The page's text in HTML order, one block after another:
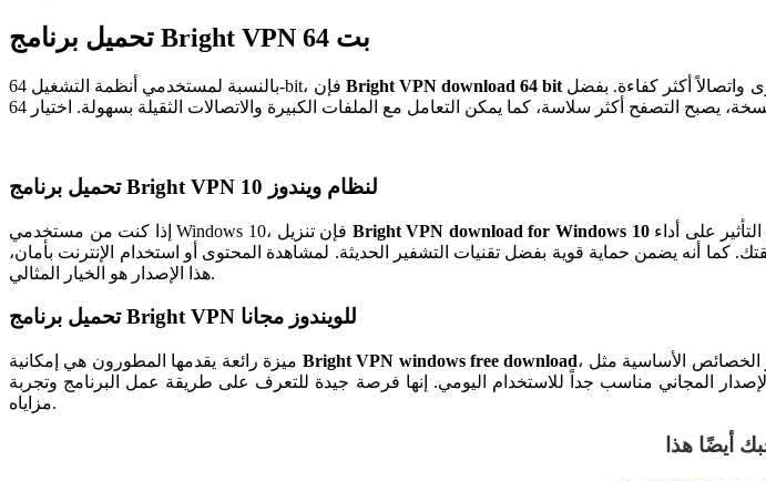
‏تحميل برنامج Bright VPN 64 بت
Bright VPN download 64 bit
‏تحميل برنامج Bright VPN لنظام ويندوز 10
Bright VPN download for Windows 10يمنحك تجربة محسّنة مع هذا النظام. النسخة مُهيأة لتعمل بسلاسة مع التحديثات الأخيرة لويندوز، دون التأثير على أداء
كما أنه يضمن حماية قوية بفضل تقنيات التشفير الحديثة. لمشاهدة المحتوى أو استخدام الإنترنت بأمان،
هذا الإصدار هو الخيار المثالي.
‏تحميل برنامج Bright VPN للويندوز مجانا
Bright VPN windows free download، حيث يستطيع المبتدئون تجربة البرنامج مجاناً قبل الاشتراك في النسخة الكاملة. النسخة المجانية توفر الخصائص الأساسية مثل
المجاني مناسب جداً للاستخدام اليومي. إنها فرصة جيدة للتعرف على طريقة عمل البرنامج وتجربة
مزاياه.